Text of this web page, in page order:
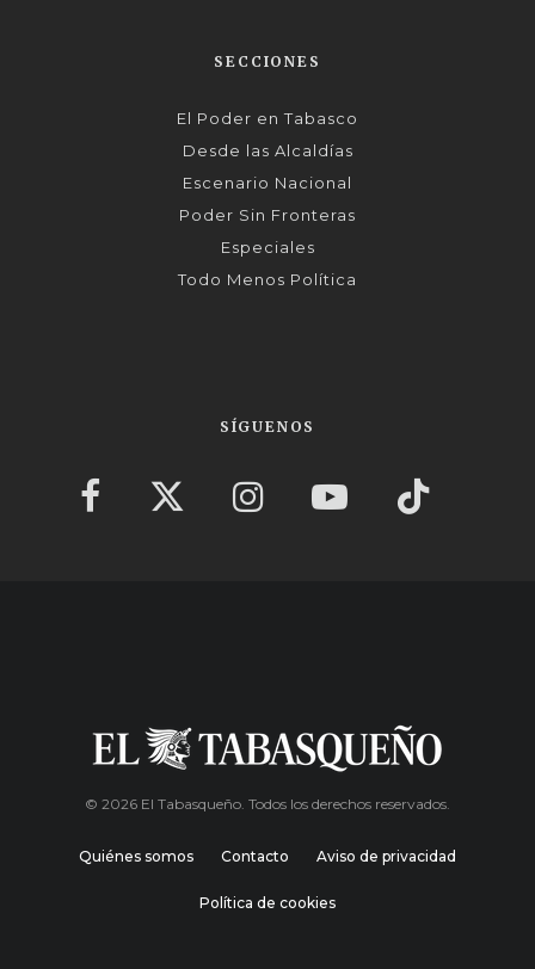
SECCIONES
El Poder en Tabasco
Desde las Alcaldías
Escenario Nacional
Poder Sin Fronteras
Especiales
Todo Menos Política
SÍGUENOS
© 2026 El Tabasqueño. Todos los derechos reservados.
Quiénes somos Contacto Aviso de privacidad
Política de cookies